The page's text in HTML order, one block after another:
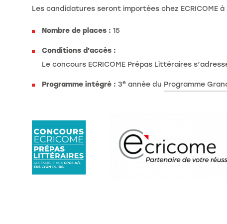
Les candidatures seront importées chez ECRICOME
Nombre de places : 15
Conditions d'accès :
Le concours ECRICOME Prépas Littéraires
Programme intégré : 3e année du Programme